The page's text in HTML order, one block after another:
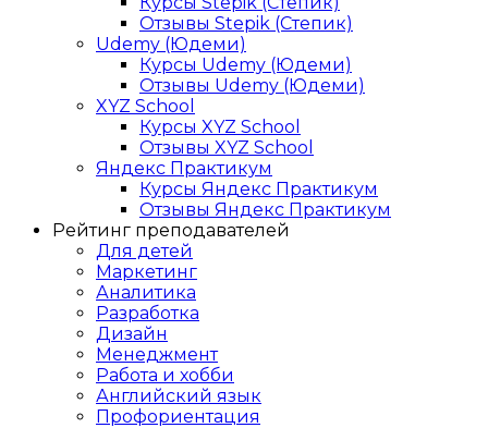
Отзывы Stepik (Степик)
Udemy (Юдеми)
Курсы Udemy (Юдеми)
Отзывы Udemy (Юдеми)
XYZ School
Курсы XYZ School
Отзывы XYZ School
Яндекс Практикум
Курсы Яндекс Практикум
Отзывы Яндекс Практикум
Рейтинг преподавателей
Для детей
Маркетинг
Аналитика
Разработка
Дизайн
Менеджмент
Работа и хобби
Английский язык
Профориентация